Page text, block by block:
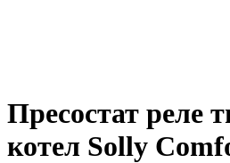
Пресостат реле
котел Solly